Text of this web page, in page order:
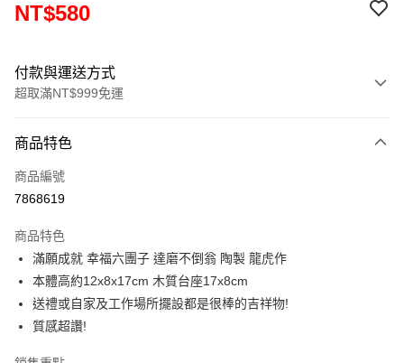
NT$580
付款與運送方式
超取滿NT$999免運
信用卡一次付款
信用卡分期付款
合作金庫商業銀行
華南商業銀行
彰化商業銀行
上海商業儲蓄銀行
台北富邦商業銀行
國泰世華商業銀行
兆豐國際商業銀行
臺灣中小企業銀行
聯邦商業銀行
超商取貨付款
LINE Pay
Apple Pay
商品特色
商品編號
7868619
商品特色
滿願成就 幸福六團子 達磨不倒翁 陶製 龍虎作
本體高約12x8x17cm 木質台座17x8cm
送禮或自家及工作場所擺設都是很棒的吉祥物!
質感超讚!